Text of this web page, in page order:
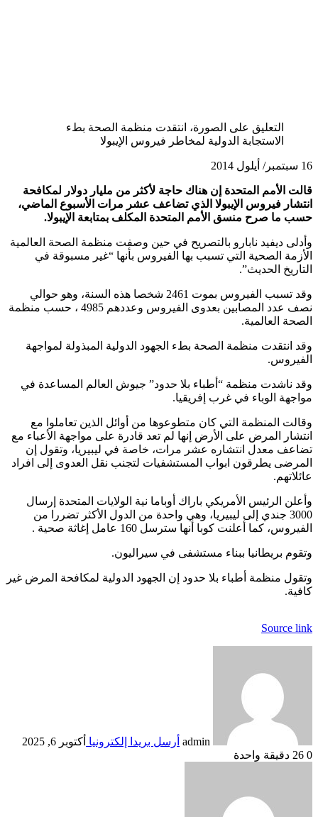
التعليق على الصورة، انتقدت منظمة الصحة بطء
الاستجابة الدولية لمخاطر فيروس الإيبولا
16 سبتمبر/ أيلول 2014
قالت الأمم المتحدة إن هناك حاجة لأكثر من مليار دولار لمكافحة
انتشار فيروس الإيبولا الذي تضاعف عشر مرات الأسبوع الماضي،
حسب ما صرح منسق الأمم المتحدة المكلف بمتابعة الإيبولا.
وأدلى ديفيد نابارو بالتصريح في حين وصفت منظمة الصحة العالمية
الأزمة الصحية التي تسبب بها الفيروس بأنها “غير مسبوقة في
التاريخ الحديث”.
وقد تسبب الفيروس بموت 2461 شخصا هذه السنة، وهو حوالي
نصف عدد المصابين بعدوى الفيروس وعددهم 4985 ، حسب منظمة
الصحة العالمية.
وقد انتقدت منظمة الصحة بطء الجهود الدولية المبذولة لمواجهة
الفيروس.
وقد ناشدت منظمة “أطباء بلا حدود” جيوش العالم المساعدة في
مواجهة الوباء في غرب إفريقيا.
وقالت المنظمة التي كان متطوعوها من أوائل الذين تعاملوا مع
انتشار المرض على الأرض إنها لم تعد قادرة على مواجهة الأعباء مع
تضاعف معدل انتشاره عشر مرات، خاصة في ليبيريا، وتقول إن
المرضى يطرقون ابواب المستشفيات لتجنب نقل العدوى إلى افراد
عائلاتهم.
وأعلن الرئيس الأمريكي باراك أوباما نية الولايات المتحدة إرسال
3000 جندي إلى ليبيريا، وهي واحدة من الدول الأكثر تضررا من
الفيروس، كما أعلنت كوبا أنها سترسل 160 عامل إغاثة صحية .
وتقوم بريطانيا ببناء مستشفى في سيراليون.
وتقول منظمة أطباء بلا حدود إن الجهود الدولية لمكافحة المرض غير
كافية.
Source link
admin أرسل بريدا إلكترونيا أكتوبر 6, 2025
0
دقيقة واحدة